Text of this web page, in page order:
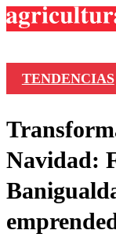
TENDENCIAS
Navidad: